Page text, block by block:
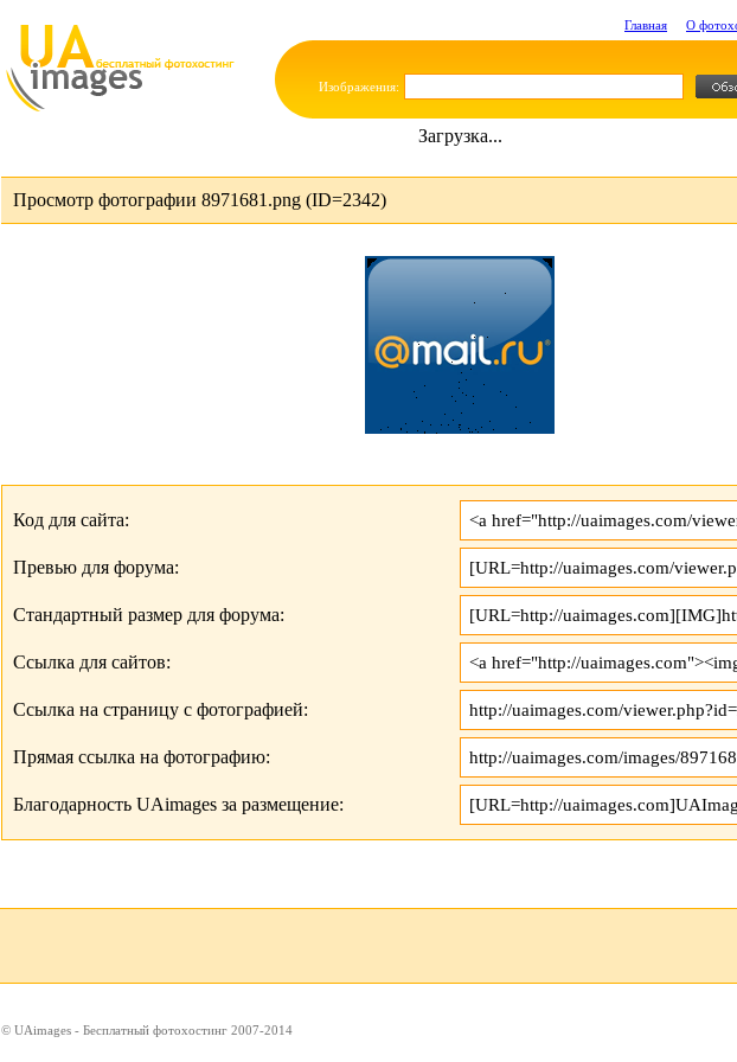
Главная О
Изображения:
Загрузка...
Просмотр фотографии 8971681.png (ID=2342)
Код для сайта:
Превью для форума:
Стандартный размер для форума:
Ссылка для сайтов:
Ссылка на страницу с фотографией:
Прямая ссылка на фотографию:
Благодарность UAimages за размещение:
© UAimages - Бесплатный фотохостинг 2007-2014